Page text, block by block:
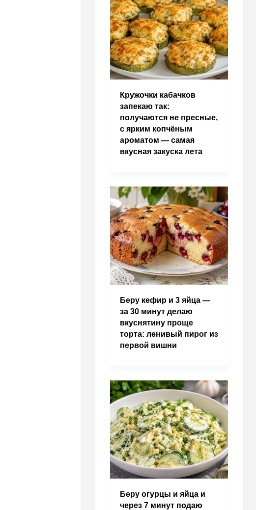
Кружочки кабачков
запекаю так:
получаются не пресные,
с ярким копчёным
ароматом — самая
вкусная закуска лета
Беру кефир и 3 яйца —
за 30 минут делаю
вкуснятину проще
торта: ленивый пирог из
первой вишни
Беру огурцы и яйца и
через 7 минут подаю